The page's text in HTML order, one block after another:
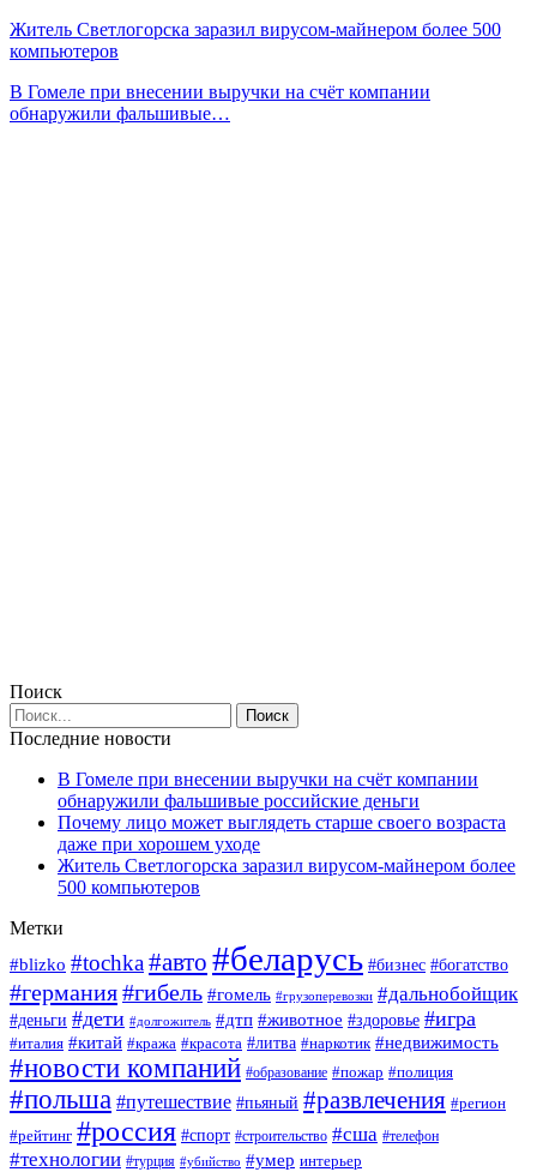
Житель Светлогорска заразил вирусом-майнером более 500
компьютеров
В Гомеле при внесении выручки на счёт компании
обнаружили фальшивые…
Поиск
Последние новости
В Гомеле при внесении выручки на счёт компании
обнаружили фальшивые российские деньги
Почему лицо может выглядеть старше своего возраста
даже при хорошем уходе
Житель Светлогорска заразил вирусом-майнером более
500 компьютеров
Метки
#blizko #tochka#авто #беларусь #бизнес #богатство
#германия#гибель #гомель #грузоперевозки #дальнобойщик
#деньги #дети #долгожитель #дтп #животное #здоровье #игра
#италия #китай #кража #красота #литва #наркотик #недвижимость
#новости компаний #образование #пожар #полиция
#польша #путешествие #пьяный #развлечения #регион
#рейтинг #россия #спорт #строительство #сша #телефон
#технологии #турция #убийство #умер интерьер